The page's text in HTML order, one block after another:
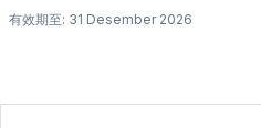
有效期至: 31 Desember 2026